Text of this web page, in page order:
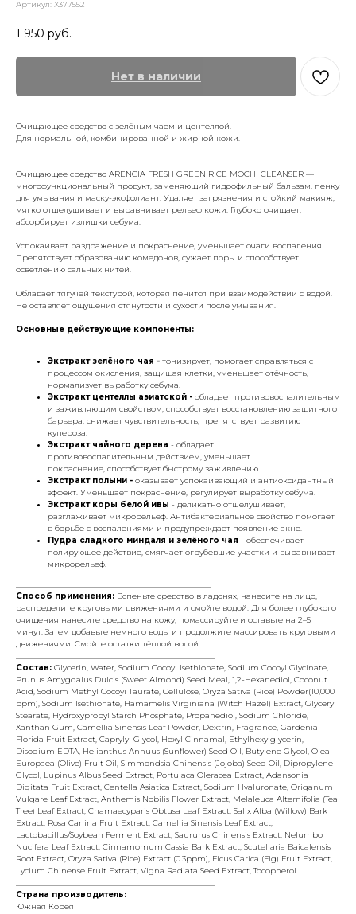
Артикул: X377552
1 950 руб.
Нет в наличии
Очищающее средство с зелёным чаем и центеллой.
Для нормальной, комбинированной и жирной кожи.
Очищающее средство ARENCIA FRESH GREEN RICE MOCHI CLEANSER —
многофункциональный продукт, заменяющий гидрофильный бальзам, пенку
для умывания и маску-эксфолиант. Удаляет загрязнения и стойкий макияж,
мягко отшелушивает и выравнивает рельеф кожи. Глубоко очищает,
абсорбирует излишки себума.
Успокаивает раздражение и покраснение, уменьшает очаги воспаления.
Препятствует образованию комедонов, сужает поры и способствует
осветлению сальных нитей.
Обладает тягучей текстурой, которая пенится при взаимодействии с водой.
Не оставляет ощущения стянутости и сухости после умывания.
Основные действующие компоненты:
Экстракт зелёного чая - тонизирует, помогает справляться с
процессом окисления, защищая клетки, уменьшает отёчность,
нормализует выработку себума.
Экстракт центеллы азиатской - обладает противовоспалительным
и заживляющим свойством, способствует восстановлению защитного
барьера, снижает чувствительность, препятствует развитию
купероза.
Экстракт чайного дерева - обладает
противовоспалительным действием, уменьшает
покраснение, способствует быстрому заживлению.
Экстракт полыни - оказывает успокаивающий и антиоксидантный
эффект. Уменьшает покраснение, регулирует выработку себума.
Экстракт коры белой ивы - деликатно отшелушивает,
разглаживает микрорельеф. Антибактериальное свойство помогает
в борьбе с воспалениями и предупреждает появление акне.
Пудра сладкого миндаля и зелёного чая - обеспечивает
полирующее действие, смягчает огрубевшие участки и выравнивает
микрорельеф.
Способ применения: Вспеньте средство в ладонях, нанесите на лицо,
распределите круговыми движениями и смойте водой. Для более глубокого
очищения нанесите средство на кожу, помассируйте и оставьте на 2–5
минут. Затем добавьте немного воды и продолжите массировать круговыми
движениями. Смойте остатки тёплой водой.
Состав: Glycerin, Water, Sodium Cocoyl Isethionate, Sodium Cocoyl Glycinate,
Prunus Amygdalus Dulcis (Sweet Almond) Seed Meal, 1,2-Hexanediol, Coconut
Acid, Sodium Methyl Cocoyi Taurate, Cellulose, Oryza Sativa (Rice) Powder(10,000
ppm), Sodium Isethionate, Hamamelis Virginiana (Witch Hazel) Extract, Glyceryl
Stearate, Hydroxypropyl Starch Phosphate, Propanediol, Sodium Chloride,
Xanthan Gum, Camellia Sinensis Leaf Powder, Dextrin, Fragrance, Gardenia
Florida Fruit Extract, Caprylyl Glycol, Hexyl Cinnamal, Ethylhexylglycerin,
Disodium EDTA, Helianthus Annuus (Sunflower) Seed Oil, Butylene Glycol, Olea
Europaea (Olive) Fruit Oil, Simmondsia Chinensis (Jojoba) Seed Oil, Dipropylene
Glycol, Lupinus Albus Seed Extract, Portulaca Oleracea Extract, Adansonia
Digitata Fruit Extract, Centella Asiatica Extract, Sodium Hyaluronate, Origanum
Vulgare Leaf Extract, Anthemis Nobilis Flower Extract, Melaleuca Alternifolia (Tea
Tree) Leaf Extract, Chamaecyparis Obtusa Leaf Extract, Salix Alba (Willow) Bark
Extract, Rosa Canina Fruit Extract, Camellia Sinensis Leaf Extract,
Lactobacillus/Soybean Ferment Extract, Saururus Chinensis Extract, Nelumbo
Nucifera Leaf Extract, Cinnamomum Cassia Bark Extract, Scutellaria Baicalensis
Root Extract, Oryza Sativa (Rice) Extract (0.3ppm), Ficus Carica (Fig) Fruit Extract,
Lycium Chinense Fruit Extract, Vigna Radiata Seed Extract, Tocopherol.
Страна производитель:
Южная Корея